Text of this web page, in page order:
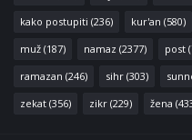
kako postupiti (236) kur'an (580)
muž (187) namaz (2377) post
ramazan (246) sihr (303)
zekat (356) zikr (229) žena